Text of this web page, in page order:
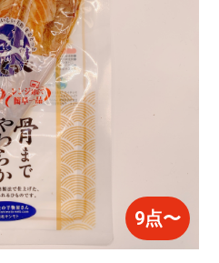
9点〜